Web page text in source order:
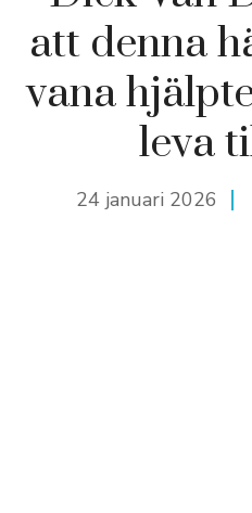
att denna
vana
leva
24 januari 2026